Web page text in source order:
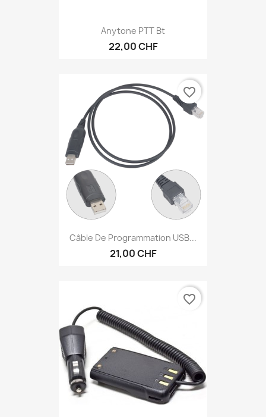
Anytone PTT Bt
22,00 CHF
Câble De Programmation USB...
21,00 CHF
favorite_border
favorite_border